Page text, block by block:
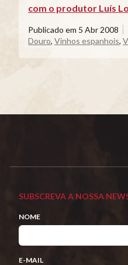
com o produtor Luís
Publicado em 5 Abr 2008
Douro, Vinhos espanhois,
SUBSCREVA A NOSSA
NOME
E-MAIL